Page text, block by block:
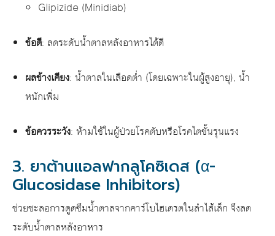
Glipizide (Minidiab)
ข้อดี: ลดระดับน้ำตาลหลังอาหารได้ดี
ผลข้างเคียง: น้ำตาลในเลือดต่ำ (โดยเฉพาะในผู้สูงอายุ), น้ำ
หนักเพิ่ม
ข้อควรระวัง: ห้ามใช้ในผู้ป่วยโรคตับหรือโรคไตขั้นรุนแรง
3. ยาต้านแอลฟากลูโคซิเดส (α-
Glucosidase Inhibitors)
ช่วยชะลอการดูดซึมน้ำตาลจากคาร์โบไฮเดรตในลำไส้เล็ก จึงลด
ระดับน้ำตาลหลังอาหาร